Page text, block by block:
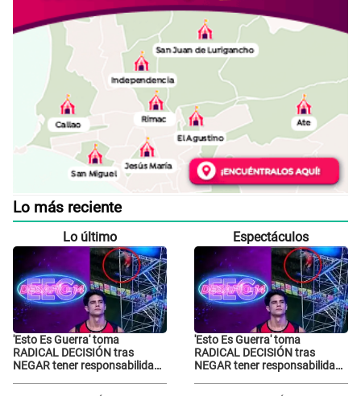
Lo más reciente
Lo último
'Esto Es Guerra' toma
RADICAL DECISIÓN tras
NEGAR tener responsabilidad
Espectáculos
'Esto Es Guerra' toma
RADICAL DECISIÓN tras
NEGAR tener responsabilidad